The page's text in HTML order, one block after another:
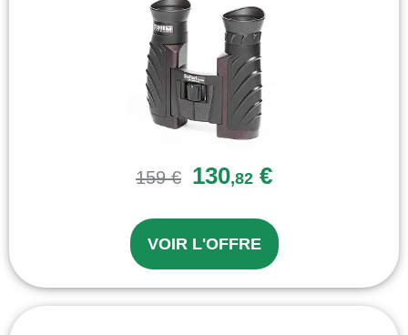
159 € 130,82 €
VOIR L'OFFRE